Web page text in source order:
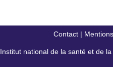
Contact|
Institut national de la santé et de